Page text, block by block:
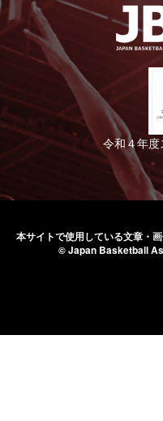
令和４年
本サイトで使用している文章・
© Japan Basketball